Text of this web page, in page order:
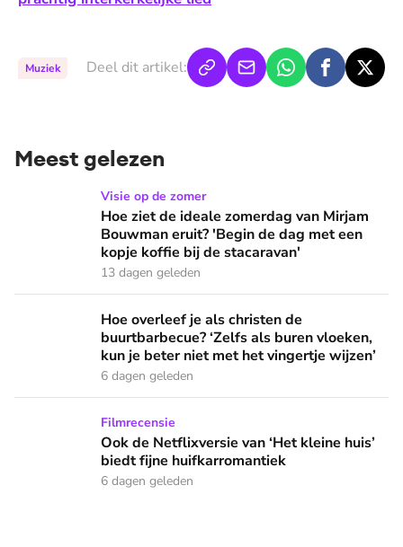
Muziek Deel dit artikel:
Meest gelezen
Hoe ziet de ideale zomerdag van Mirjam Bouwman eruit?
Visie op de zomer
Hoe ziet de ideale zomerdag van Mirjam
Bouwman eruit? 'Begin de dag met een
kopje koffie bij de stacaravan'
13 dagen geleden
Hoe overleef je als christen de buurtbarbecue? ‘Zelfs als
Hoe overleef je als christen de
buurtbarbecue? ‘Zelfs als buren vloeken,
kun je beter niet met het vingertje wijzen’
6 dagen geleden
Ook de Netflixversie van ‘Het kleine huis’ biedt fijne
Filmrecensie
Ook de Netflixversie van ‘Het kleine huis’
biedt fijne huifkarromantiek
6 dagen geleden